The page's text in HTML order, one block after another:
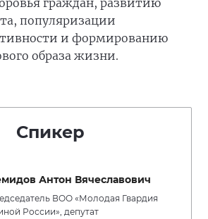
граждан, развитию
популяризации
и формированию
образа жизни.
Спикер
Антон Вячеславович
ВОО «Молодая Гвардия
России», депутат